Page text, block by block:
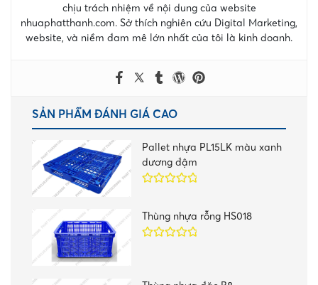
chịu trách nhiệm về nội dung của website
nhuaphatthanh.com. Sở thích nghiên cứu Digital Marketing,
website, và niềm đam mê lớn nhất của tôi là kinh doanh.
SẢN PHẨM ĐÁNH GIÁ CAO
Pallet nhựa PL15LK màu xanh
dương đậm
Thùng nhựa rỗng HS018